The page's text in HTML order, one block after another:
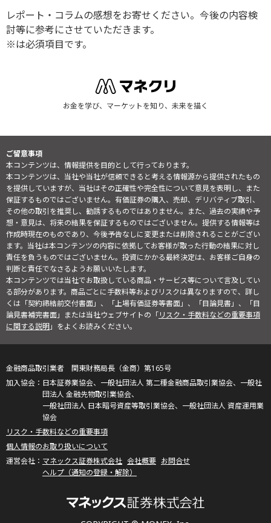
レポート・コラムの感想をお寄せください。今後の内容検
討等に参考にさせていただきます。
※は必須項目です。
お金を学び、マーケットを知り、未来を描く
ご留意事項
本コンテンツは、情報提供を目的として行っております。
本コンテンツは、当社や当社が信頼できると考える情報源から提供されたもの
を提供していますが、当社はその正確性や完全性について意見を表明し、また
保証するものではございません。有価証券の購入、売却、デリバティブ取引、
その他の取引を推奨し、勧誘するものではありません。また、過去の実績や予
想・意見は、将来の結果を保証するものではございません。提供する情報等は
作成時現在のものであり、今後予告なしに変更または削除されることがござい
ます。当社は本コンテンツの内容に依拠してお客様が取った行動の結果に対し
責任を負うものではございません。投資にかかる最終決定は、お客様ご自身の
判断と責任でなさるようお願いいたします。
本コンテンツでは当社でお取扱している商品・サービス等について言及してい
る部分があります。商品ごとに手数料等およびリスクは異なりますので、詳し
くは「契約締結前交付書面」、「上場有価証券等書面」、「目論見書」、「目
論見書補完書面」または当社ウェブサイトの「リスク・手数料などの重要事項
に関する説明」をよくお読みください。
金融商品取引業者 関東財務局長（金商）第165号
日本証券業協会、一般社団法人 第二種金融商品取引業協会、一般社
団法人 金融先物取引業協会、
一般社団法人 日本暗号資産等取引業協会、一般社団法人 資産運用業
協会
リスク・手数料などの重要事項
個人情報のお取り扱いについて
マネックス証券株式会社 会社概要 お問合せ
ヘルプ（通知の登録・解除）